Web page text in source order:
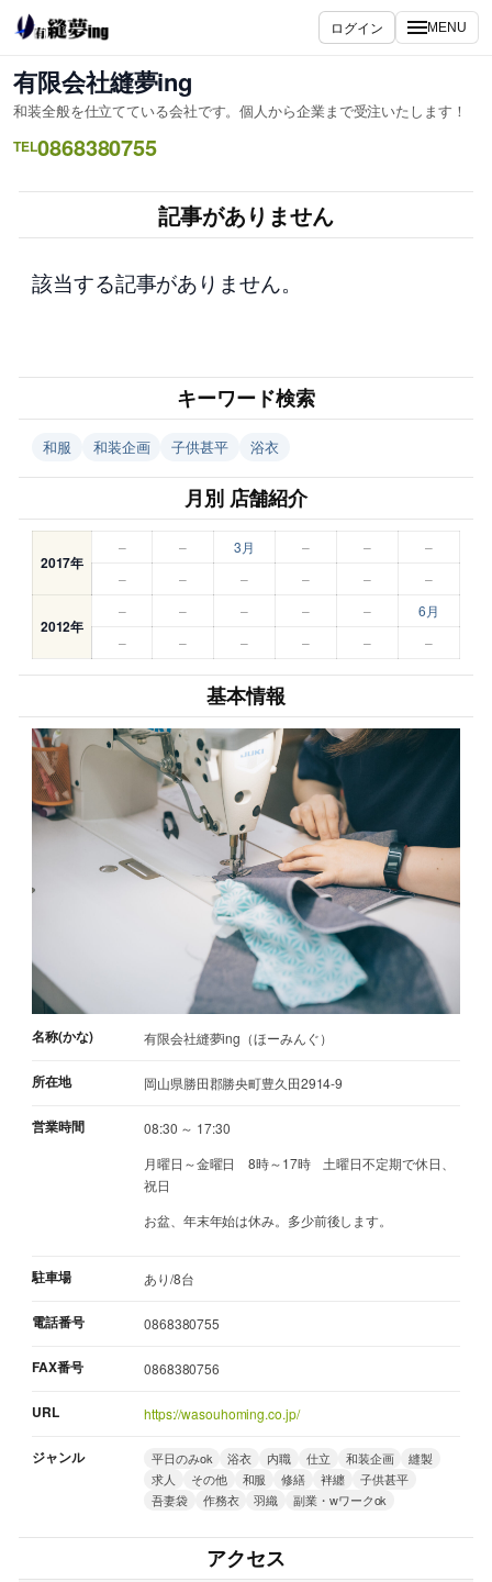
内
容
を
ス
キ
ッ
ログイン MENU
有限会社縫夢ing
和装全般を仕立てている会社です。個人から企業まで受注いたします！
TEL0868380755
記事がありません
該当する記事がありません。
キーワード検索
和服 和装企画 子供甚平 浴衣
月別 店舗紹介
2017年
– – 3月 – –
–
–
– – – – –
2012年
– – – – –
6月
–
– – – – –
基本情報
名称(かな) 有限会社縫夢ing（ほーみんぐ）
所在地 岡山県勝田郡勝央町豊久田2914-9
営業時間
08:30 ～ 17:30
月曜日～金曜日 8時～17時 土曜日不定期で休日、
祝日
お盆、年末年始は休み。多少前後します。
駐車場 あり/8台
電話番号 0868380755
FAX番号 0868380756
URL https://wasouhoming.co.jp/
ジャンル 平日のみok 浴衣 内職 仕立 和装企画
縫製
求人
その他 和服 修繕 袢纏
子供甚平
吾妻袋
作務衣 羽織 副業・wワークok
アクセス